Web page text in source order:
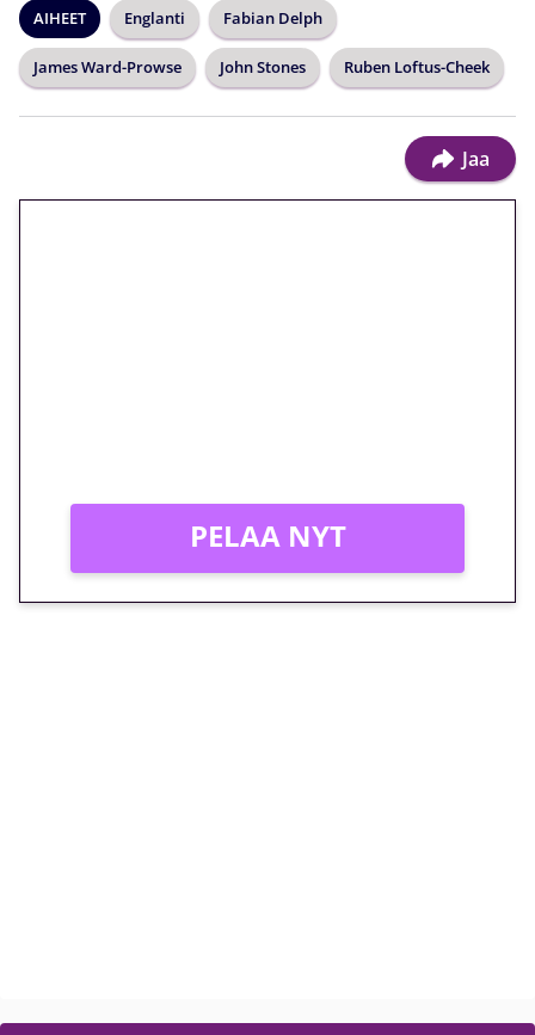
AIHEET Englanti Fabian Delph
James Ward-Prowse John Stones Ruben Loftus-Cheek
Jaa
PELAA NYT